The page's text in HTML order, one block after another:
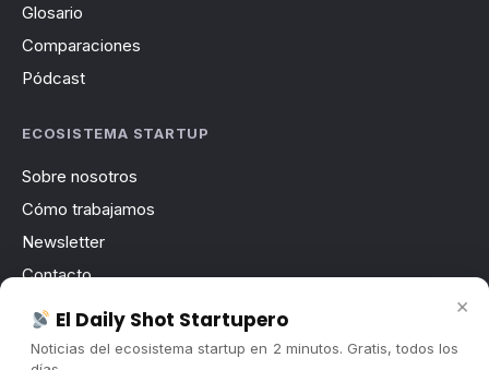
Glosario
Comparaciones
Pódcast
ECOSISTEMA STARTUP
Sobre nosotros
Cómo trabajamos
Newsletter
Contacto
Publicidad
Convocatorias
×
El Daily Shot Startupero
Noticias del ecosistema startup en 2 minutos. Gratis, todos los